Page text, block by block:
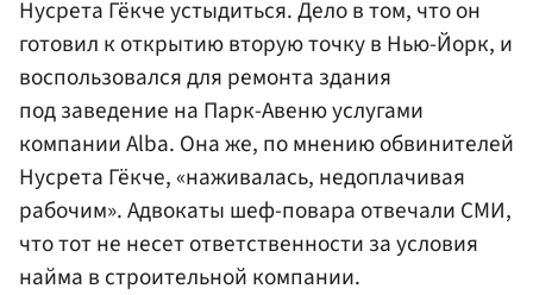
Нусрета Гёкче устыдиться. Дело в том, что он
готовил к открытию вторую точку в Нью-Йорк, и
воспользовался для ремонта здания
под заведение на Парк-Авеню услугами
компании Alba. Она же, по мнению обвинителей
Нусрета Гёкче, «наживалась, недоплачивая
рабочим». Адвокаты шеф-повара отвечали СМИ,
что тот не несет ответственности за условия
найма в строительной компании.